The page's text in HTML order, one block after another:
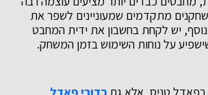
מתקדמים שמעוניינים לשפר את
יש לקחת בחשבון את ידית המחבט
על נוחות השימוש בזמן המשחק.